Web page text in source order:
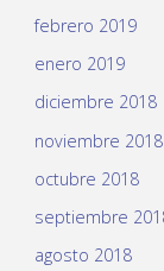
febrero 2019
enero 2019
diciembre 2018
noviembre 2018
octubre 2018
septiembre
agosto 2018